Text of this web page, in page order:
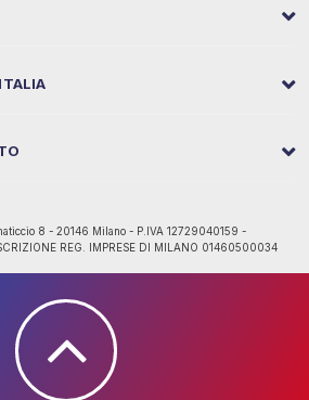
8 - 20146 Milano - P.IVA 12729040159 -
REG. IMPRESE DI MILANO 01460500034